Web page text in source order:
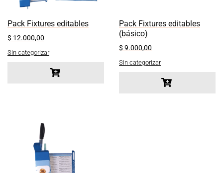
Pack Fixtures editables
$ 12.000,00
Sin categorizar
Pack Fixtures editables
(básico)
$ 9.000,00
Sin categorizar